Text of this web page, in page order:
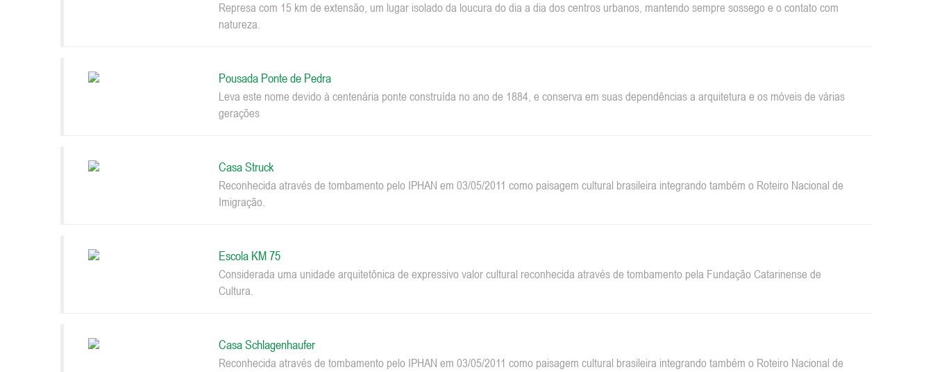
Represa com 15 km de extensão, um lugar isolado da loucura do dia a dia dos centros urbanos, mantendo sempre sossego e o contato com
natureza.
Pousada Ponte de Pedra
Leva este nome devido à centenária ponte construída no ano de 1884, e conserva em suas dependências a arquitetura e os móveis de várias
gerações
Casa Struck
Reconhecida através de tombamento pelo IPHAN em 03/05/2011 como paisagem cultural brasileira integrando também o Roteiro Nacional de
Imigração.
Escola KM 75
Considerada uma unidade arquitetônica de expressivo valor cultural reconhecida através de tombamento pela Fundação Catarinense de
Cultura.
Casa Schlagenhaufer
Reconhecida através de tombamento pelo IPHAN em 03/05/2011 como paisagem cultural brasileira integrando também o Roteiro Nacional de